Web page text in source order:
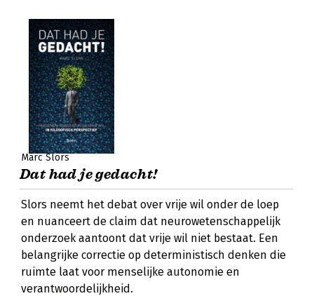
Marc Slors
Dat had je gedacht!
Slors neemt het debat over vrije wil onder de loep
en nuanceert de claim dat neurowetenschappelijk
onderzoek aantoont dat vrije wil niet bestaat. Een
belangrijke correctie op deterministisch denken die
ruimte laat voor menselijke autonomie en
verantwoordelijkheid.